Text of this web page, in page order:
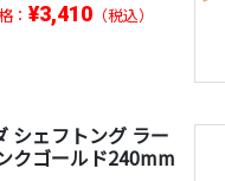
： ¥3,410 （税込）
シェフトング ラー
クゴールド240mm